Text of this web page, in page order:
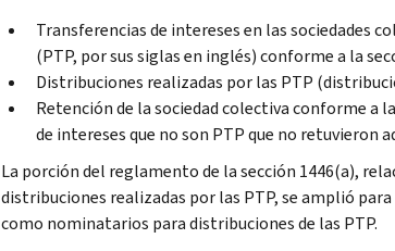
Transferencias de intereses en las sociedades
(PTP, por sus siglas en inglés) conforme a la
Distribuciones realizadas por las PTP
Retención de la sociedad colectiva conforme a
de intereses que no son PTPque no retuvieron
La porción del reglamento de la sección 1446(a),
distribuciones realizadas por las PTP, se amplió
como nominatarios para distribuciones de las PTP.